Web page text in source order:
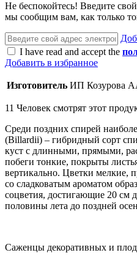
Не беспокойтесь! Введите
мы сообщим вам, как только
I have read and accept the
Добавить в избранное
Изготовитель ИП Козурова
11 Человек смотрят этот
Среди поздних спирей
(Billardii) – гибридный сорт
куст с длинными, прямыми,
побеги тонкие, покрыты
вертикально. Цветки мелкие,
со сладковатым ароматом
соцветия, достигающие 20 см
половины лета до поздней
Саженцы декоративных и